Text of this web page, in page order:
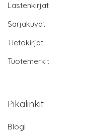
Lastenkirjat
Sarjakuvat
Tietokirjat
Tuotemerkit
Pikalinkit
Blogi